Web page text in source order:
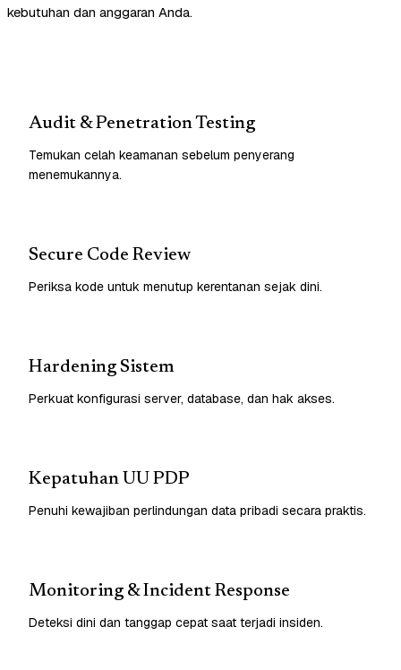
kebutuhan dan anggaran Anda.
Audit & Penetration Testing
Temukan celah keamanan sebelum penyerang
menemukannya.
Secure Code Review
Periksa kode untuk menutup kerentanan sejak dini.
Hardening Sistem
Perkuat konfigurasi server, database, dan hak akses.
Kepatuhan UU PDP
Penuhi kewajiban perlindungan data pribadi secara praktis.
Monitoring & Incident Response
Deteksi dini dan tanggap cepat saat terjadi insiden.